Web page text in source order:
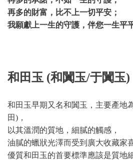
再多的財富，比不上一切平安；
我願獻上一生的守護，伴您一生平
和田玉 (和闐玉/于闐玉)
和田玉早期又名和闐玉，主要產地
田)，
以其溫潤的質地，細膩的觸感，
油膩的蠟狀光澤而受到廣大收藏家
優質和田玉的首要標準應該是質地